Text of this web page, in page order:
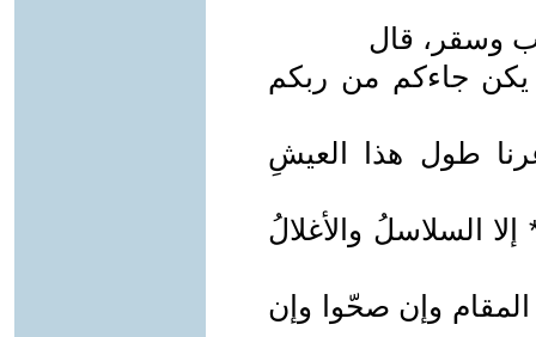
وسقر، قال
يكن جاءكم من ربكم
طول هذا العيشِ
السلاسلُ والأغلالُ
وإن صحّوا وإن